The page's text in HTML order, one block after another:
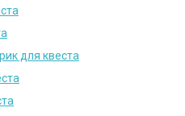
для квеста